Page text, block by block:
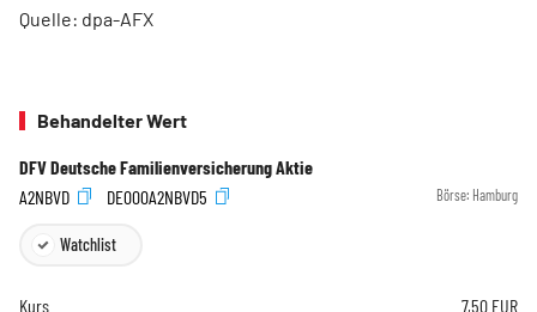
Quelle: dpa-AFX
Behandelter Wert
DFV Deutsche Familienversicherung Aktie
A2NBVD
DE000A2NBVD5 Börse: Hamburg
Watchlist
Kurs 7,50 EUR